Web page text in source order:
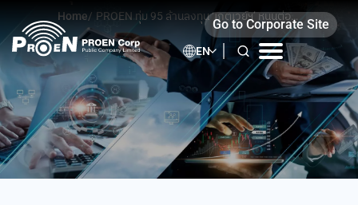
to
content
Go to Corporate Site
EN
Home/ PROEN ทุ่ม 95 ล้านลงทุน ‘เกตเวย์ฯ’ หนุนต่อย
อดธุรกิจอินเทอร์เน็ต ดาต้า เซ็นเตอร์